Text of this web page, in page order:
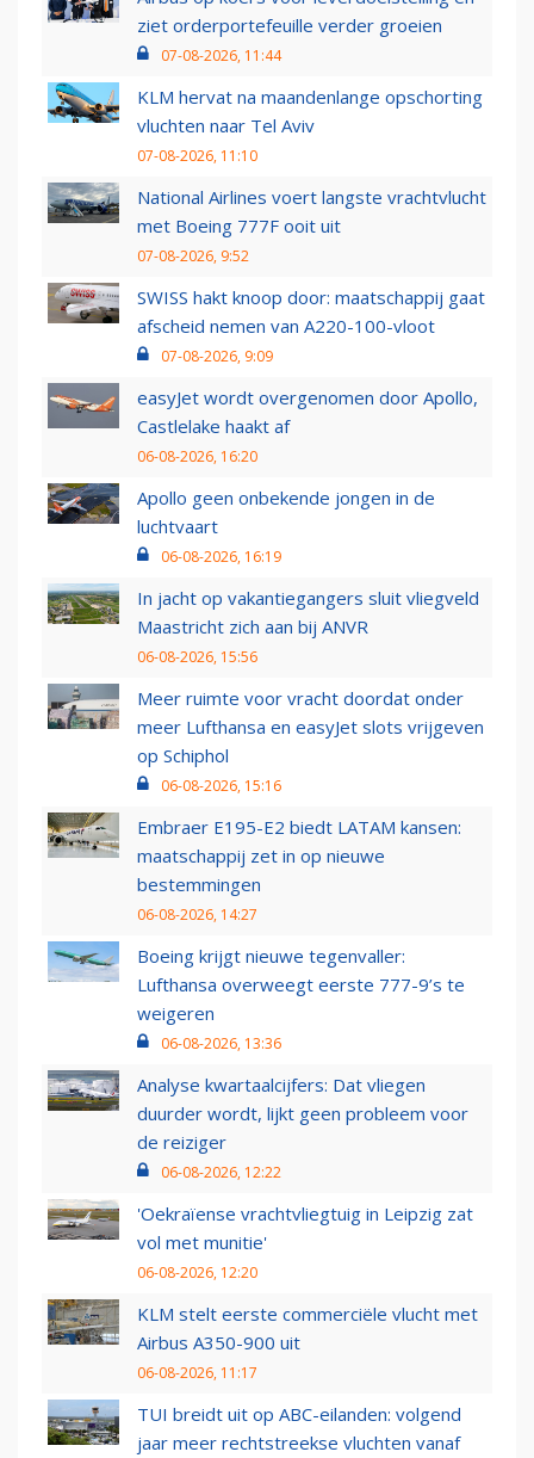
ziet orderportefeuille verder groeien
07-08-2026, 11:44
KLM hervat na maandenlange opschorting
vluchten naar Tel Aviv
07-08-2026, 11:10
National Airlines voert langste vrachtvlucht
met Boeing 777F ooit uit
07-08-2026, 9:52
SWISS hakt knoop door: maatschappij gaat
afscheid nemen van A220-100-vloot
07-08-2026, 9:09
easyJet wordt overgenomen door Apollo,
Castlelake haakt af
06-08-2026, 16:20
Apollo geen onbekende jongen in de
luchtvaart
06-08-2026, 16:19
In jacht op vakantiegangers sluit vliegveld
Maastricht zich aan bij ANVR
06-08-2026, 15:56
Meer ruimte voor vracht doordat onder
meer Lufthansa en easyJet slots vrijgeven
op Schiphol
06-08-2026, 15:16
Embraer E195-E2 biedt LATAM kansen:
maatschappij zet in op nieuwe
bestemmingen
06-08-2026, 14:27
Boeing krijgt nieuwe tegenvaller:
Lufthansa overweegt eerste 777-9’s te
weigeren
06-08-2026, 13:36
Analyse kwartaalcijfers: Dat vliegen
duurder wordt, lijkt geen probleem voor
de reiziger
06-08-2026, 12:22
'Oekraïense vrachtvliegtuig in Leipzig zat
vol met munitie'
06-08-2026, 12:20
KLM stelt eerste commerciële vlucht met
Airbus A350-900 uit
06-08-2026, 11:17
TUI breidt uit op ABC-eilanden: volgend
jaar meer rechtstreekse vluchten vanaf